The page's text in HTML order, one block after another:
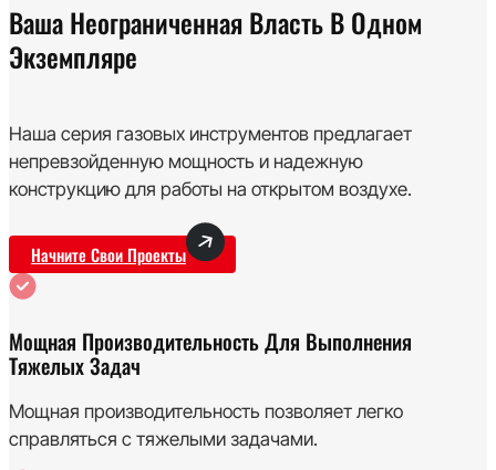
Ваша Неограниченная Власть В Одном
Экземпляре
Наша серия газовых инструментов предлагает
непревзойденную мощность и надежную
конструкцию для работы на открытом воздухе.
Начните Свои Проекты
Мощная Производительность Для Выполнения
Тяжелых Задач
Мощная производительность позволяет легко
справляться с тяжелыми задачами.